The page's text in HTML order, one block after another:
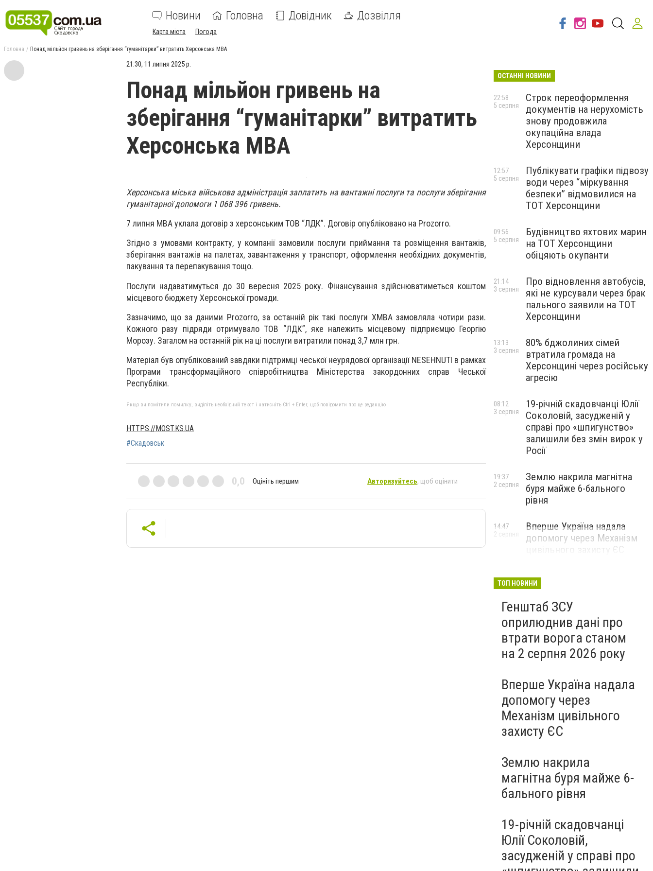
Новини Головна Довідник Дозвілля
Карта міста Погода
Головна Понад мільйон гривень на зберігання “гуманітарки” витратить Херсонська МВА
21:30, 11 липня 2025 р.
Понад мільйон гривень на
зберігання “гуманітарки” витратить
Херсонська МВА
Херсонська міська військова адміністрація заплатить на вантажні послуги та послуги зберігання
гуманітарної допомоги 1 068 396 гривень.
7 липня МВА уклала договір з херсонським ТОВ “ЛДК”. Договір опубліковано на Prozorro.
Згідно з умовами контракту, у компанії замовили послуги приймання та розміщення вантажів,
зберігання вантажів на палетах, завантаження у транспорт, оформлення необхідних документів,
пакування та перепакування тощо.
Послуги надаватимуться до 30 вересня 2025 року. Фінансування здійснюватиметься коштом
місцевого бюджету Херсонської громади.
Зазначимо, що за даними Prozorro, за останній рік такі послуги ХМВА замовляла чотири рази.
Кожного разу підряди отримувало ТОВ “ЛДК”, яке належить місцевому підприємцю Георгію
Морозу. Загалом на останній рік на ці послуги витратили понад 3,7 млн грн.
Матеріал був опублікований завдяки підтримці чеської неурядової організації NESEHNUTI в рамках
Програми трансформаційного співробітництва Міністерства закордонних справ Чеської
Республіки.
Якщо ви помітили помилку, виділіть необхідний текст і натисніть Ctrl + Enter, щоб повідомити про це редакцію
HTTPS://MOST.KS.UA
#Скадовськ
0,0 Оцініть першим Авторизуйтесь, щоб оцінити
ОСТАННІ НОВИНИ
Строк переоформлення
документів на нерухомість
знову продовжила
окупаційна влада
Херсонщини
22:58
5 серпня
Публікувати графіки підвозу
води через “міркування
безпеки” відмовилися на
ТОТ Херсонщини
12:57
5 серпня
Будівництво яхтових марин
на ТОТ Херсонщини
обіцяють окупанти
09:56
5 серпня
Про відновлення автобусів,
які не курсували через брак
пального заявили на ТОТ
Херсонщини
21:14
3 серпня
80% бджолиних сімей
втратила громада на
Херсонщині через російську
агресію
13:13
3 серпня
19-річній скадовчанці Юлії
Соколовій, засудженій у
справі про «шпигунство»
залишили без змін вирок у
Росії
08:12
3 серпня
Землю накрила магнітна
буря майже 6-бального
рівня
19:37
2 серпня
Вперше Україна надала
допомогу через Механізм
цивільного захисту ЄС
14:47
2 серпня
ТОП НОВИНИ
Генштаб ЗСУ
оприлюднив дані про
втрати ворога станом
на 2 серпня 2026 року
Вперше Україна надала
допомогу через
Механізм цивільного
захисту ЄС
Землю накрила
магнітна буря майже 6-
бального рівня
19-річній скадовчанці
Юлії Соколовій,
засудженій у справі про